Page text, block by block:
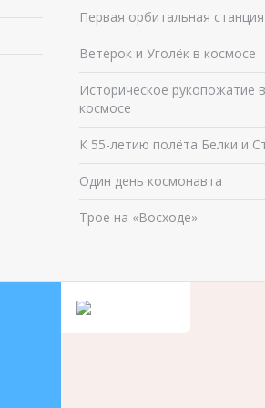
Первая орбитальная станция
Ветерок и Уголёк в космосе
Историческое рукопожатие в
космосе
К 55-летию полёта Белки и
Один день космонавта
Трое на «Восходе»